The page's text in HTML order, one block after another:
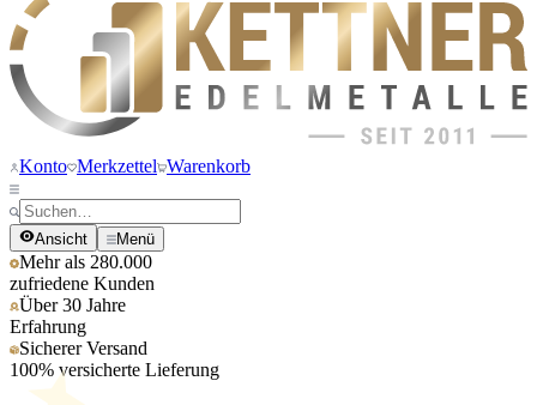
Konto Merkzettel Warenkorb
Ansicht Menü
Mehr als 280.000
zufriedene Kunden
Über 30 Jahre
Erfahrung
Sicherer Versand
100% versicherte Lieferung